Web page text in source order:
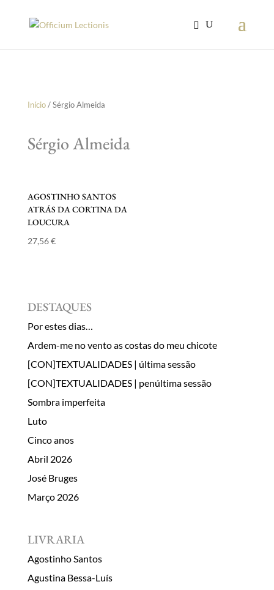
Início/ Sérgio Almeida
Sérgio Almeida
AGOSTINHO SANTOS
ATRÁS DA CORTINA DA
LOUCURA
27,56€
DESTAQUES
Por estes dias…
Ardem-me no vento as costas do meu chicote
[CON]TEXTUALIDADES | última sessão
[CON]TEXTUALIDADES | penúltima sessão
Sombra imperfeita
Luto
Cinco anos
Abril 2026
José Bruges
Março 2026
LIVRARIA
Agostinho Santos
Agustina Bessa-Luís